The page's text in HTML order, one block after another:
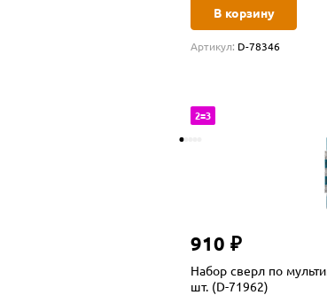
В корзину
Артикул: D-78346
2=3
910 ₽
Набор сверл по
шт. (D-71962)